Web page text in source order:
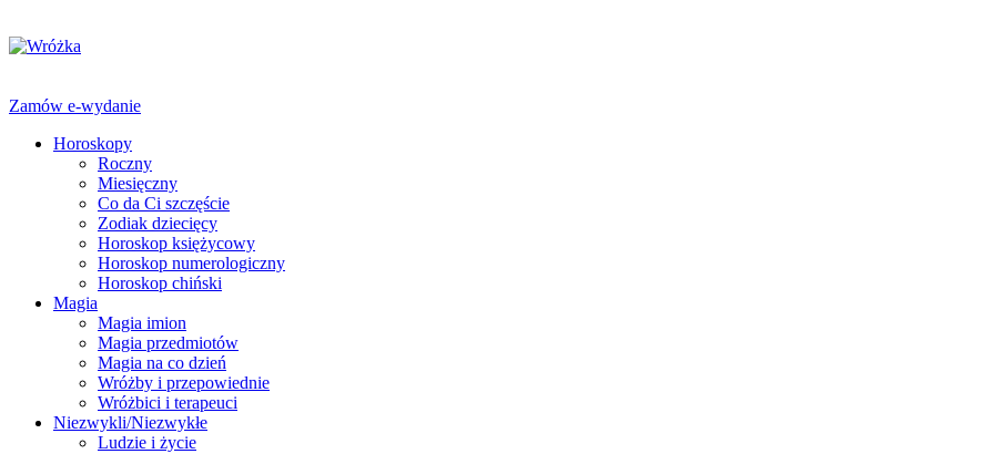
Zamów e-wydanie
Horoskopy
Roczny
Miesięczny
Co da Ci szczęście
Zodiak dziecięcy
Horoskop księżycowy
Horoskop numerologiczny
Horoskop chiński
Magia
Magia imion
Magia przedmiotów
Magia na co dzień
Wróżby i przepowiednie
Wróżbici i terapeuci
Niezwykli/Niezwykłe
Ludzie i życie